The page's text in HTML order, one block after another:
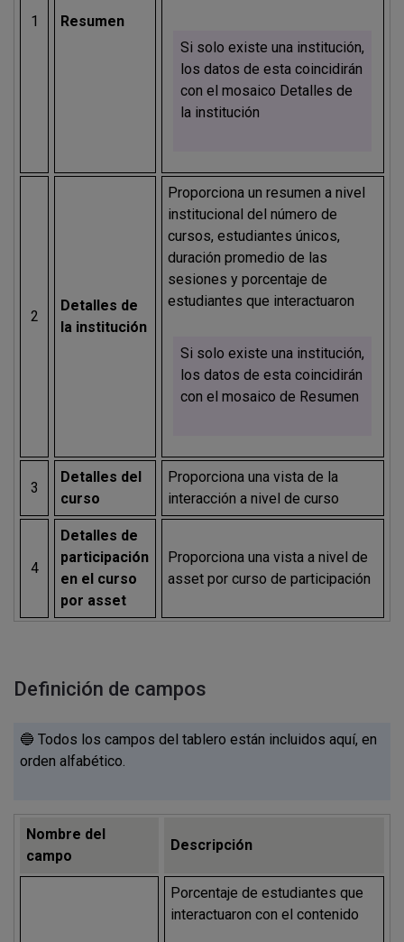
1 Resumen
Si solo existe una institución,
los datos de esta coincidirán
con el mosaico Detalles de
la institución
2
Detalles de
la institución
Proporciona un resumen a nivel
institucional del número de
cursos, estudiantes únicos,
duración promedio de las
sesiones y porcentaje de
estudiantes que interactuaron
Si solo existe una institución,
los datos de esta coincidirán
con el mosaico de Resumen
3
Detalles del
curso
Proporciona una vista de la
interacción a nivel de curso
4
Detalles de
participación
en el curso
por asset
Proporciona una vista a nivel de
asset por curso de participación
Definición de campos
🔵 Todos los campos del tablero están incluidos aquí, en
orden alfabético.
Nombre del
campo
Descripción
Porcentaje de estudiantes que
interactuaron con el contenido